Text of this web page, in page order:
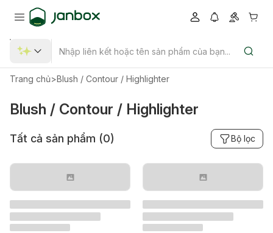
Trang chủ>Blush / Contour / Highlighter
Blush / Contour / Highlighter
Tất cả sản phẩm (0) Bộ lọc